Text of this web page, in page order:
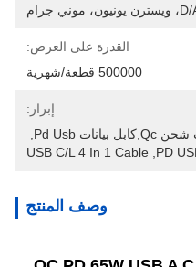
القدرة على العرض:
500000 قطعة/شهرية
إبراز:
PD
USB C/L 4 In 1 Cable
وصف المنتج